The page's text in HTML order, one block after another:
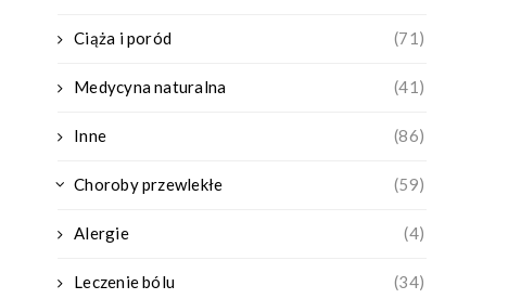
Ciąża i poród (71)
Medycyna naturalna (41)
Inne (86)
Choroby przewlekłe (59)
Alergie (4)
Leczenie bólu (34)